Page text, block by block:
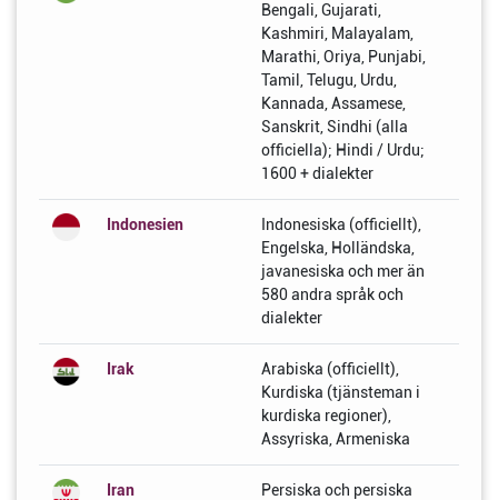
Bengali, Gujarati,
Kashmiri, Malayalam,
Marathi, Oriya, Punjabi,
Tamil, Telugu, Urdu,
Kannada, Assamese,
Sanskrit, Sindhi (alla
officiella); Hindi / Urdu;
1600 + dialekter
Indonesien
Indonesiska (officiellt),
Engelska, Holländska,
javanesiska och mer än
580 andra språk och
dialekter
Irak
Arabiska (officiellt),
Kurdiska (tjänsteman i
kurdiska regioner),
Assyriska, Armeniska
Iran
Persiska och persiska